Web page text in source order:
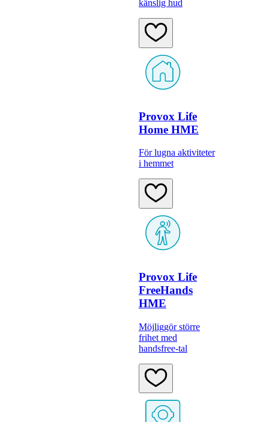
känslig hud
Provox Life
Home HME
För lugna aktiviteter
i hemmet
Provox Life
FreeHands
HME
Möjliggör större
frihet med
handsfree-tal